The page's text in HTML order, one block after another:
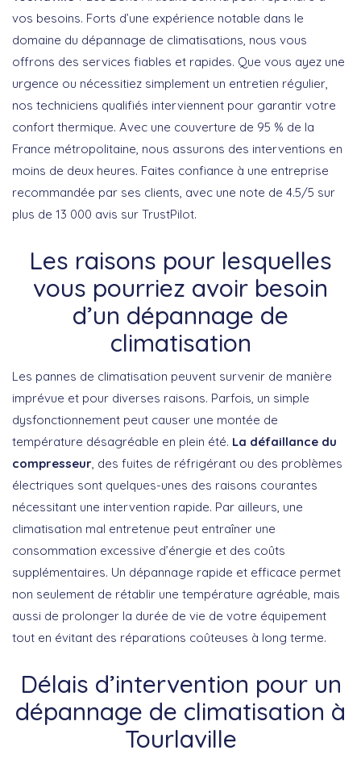
vos besoins. Forts d’une expérience notable dans le
domaine du dépannage de climatisations, nous vous
offrons des services fiables et rapides. Que vous ayez une
urgence ou nécessitiez simplement un entretien régulier,
nos techniciens qualifiés interviennent pour garantir votre
confort thermique. Avec une couverture de 95 % de la
France métropolitaine, nous assurons des interventions en
moins de deux heures. Faites confiance à une entreprise
recommandée par ses clients, avec une note de 4.5/5 sur
plus de 13 000 avis sur TrustPilot.
Les raisons pour lesquelles
vous pourriez avoir besoin
d’un dépannage de
climatisation
Les pannes de climatisation peuvent survenir de manière
imprévue et pour diverses raisons. Parfois, un simple
dysfonctionnement peut causer une montée de
température désagréable en plein été. La défaillance du
compresseur , des fuites de réfrigérant ou des problèmes
électriques sont quelques-unes des raisons courantes
nécessitant une intervention rapide. Par ailleurs, une
climatisation mal entretenue peut entraîner une
consommation excessive d’énergie et des coûts
supplémentaires. Un dépannage rapide et efficace permet
non seulement de rétablir une température agréable, mais
aussi de prolonger la durée de vie de votre équipement
tout en évitant des réparations coûteuses à long terme.
Délais d’intervention pour un
dépannage de climatisation à
Tourlaville